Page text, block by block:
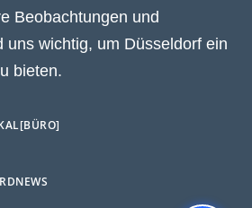
Beobachtungen und
uns wichtig, um Düsseldorf ein
bieten.